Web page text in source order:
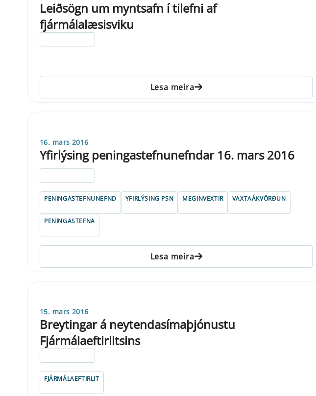
Leiðsögn um myntsafn í tilefni af
fjármálalæsisviku
Lesa meira
16. mars 2016
Yfirlýsing peningastefnunefndar 16. mars 2016
PENINGASTEFNUNEFND YFIRLÝSING PSN MEGINVEXTIR VAXTAÁKVÖRÐUN
PENINGASTEFNA
Lesa meira
15. mars 2016
Breytingar á neytendasímaþjónustu
Fjármálaeftirlitsins
FJÁRMÁLAEFTIRLIT